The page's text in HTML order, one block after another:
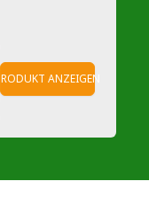
PRODUKT ANZEIGEN